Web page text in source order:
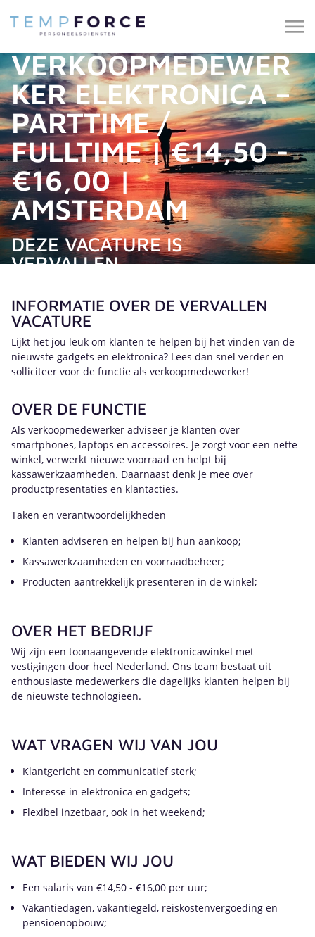
VERKOOPMEDEWER
KER ELEKTRONICA –
PARTTIME /
FULLTIME | €14,50 -
€16,00 |
AMSTERDAM
DEZE VACATURE IS
VERVALLEN.
INFORMATIE OVER DE VERVALLEN
VACATURE
Lijkt het jou leuk om klanten te helpen bij het vinden van de
nieuwste gadgets en elektronica? Lees dan snel verder en
solliciteer voor de functie als verkoopmedewerker!
OVER DE FUNCTIE
Als verkoopmedewerker adviseer je klanten over
smartphones, laptops en accessoires. Je zorgt voor een nette
winkel, verwerkt nieuwe voorraad en helpt bij
kassawerkzaamheden. Daarnaast denk je mee over
productpresentaties en klantacties.
Taken en verantwoordelijkheden
Klanten adviseren en helpen bij hun aankoop;
Kassawerkzaamheden en voorraadbeheer;
Producten aantrekkelijk presenteren in de winkel;
OVER HET BEDRIJF
Wij zijn een toonaangevende elektronicawinkel met
vestigingen door heel Nederland. Ons team bestaat uit
enthousiaste medewerkers die dagelijks klanten helpen bij
de nieuwste technologieën.
WAT VRAGEN WIJ VAN JOU
Klantgericht en communicatief sterk;
Interesse in elektronica en gadgets;
Flexibel inzetbaar, ook in het weekend;
WAT BIEDEN WIJ JOU
Een salaris van €14,50 - €16,00 per uur;
Vakantiedagen, vakantiegeld, reiskostenvergoeding en
pensioenopbouw;